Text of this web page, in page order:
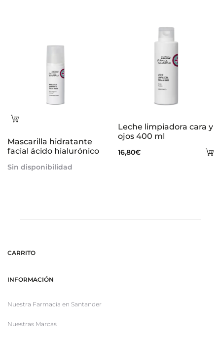
Leer
Mascarilla hidratante
facial ácido hialurónico
Sin disponibilidad
Leche limpiadora cara y
ojos 400 ml
16,80€
CARRITO
INFORMACIÓN
Nuestra Farmacia en Santander
Nuestras Marcas